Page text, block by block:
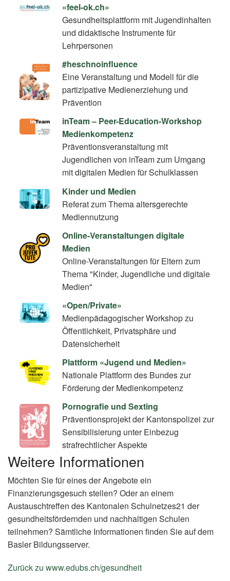
«feel-ok.ch»
Gesundheitsplattform mit Jugendinhalten
und didaktische Instrumente für
Lehrpersonen
#heschnoinfluence
Eine Veranstaltung und Modell für die
partizipative Medienerziehung und
Prävention
inTeam – Peer-Education-Workshop
Medienkompetenz
Präventionsveranstaltung mit
Jugendlichen von inTeam zum Umgang
mit digitalen Medien für Schulklassen
Kinder und Medien
Referat zum Thema altersgerechte
Mediennutzung
Online-Veranstaltungen digitale
Medien
Online-Veranstaltungen für Eltern zum
Thema "Kinder, Jugendliche und digitale
Medien"
«Open/Private»
Medienpädagogischer Workshop zu
Öffentlichkeit, Privatsphäre und
Datensicherheit
Plattform «Jugend und Medien»
Nationale Plattform des Bundes zur
Förderung der Medienkompetenz
Pornografie und Sexting
Präventionsprojekt der Kantonspolizei zur
Sensibilisierung unter Einbezug
strafrechtlicher Aspekte
Weitere Informationen
Möchten Sie für eines der Angebote ein
Finanzierungsgesuch stellen? Oder an einem
Austauschtreffen des Kantonalen Schulnetzes21 der
gesundheitsfördernden und nachhaltigen Schulen
teilnehmen? Sämtliche Informationen finden Sie auf dem
Basler Bildungsserver.
Zurück zu www.edubs.ch/gesundheit